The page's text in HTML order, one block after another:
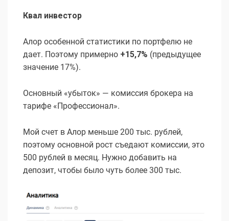
Квал инвестор
Алор особенной статистики по портфелю не
дает. Поэтому примерно +15,7% (предыдущее
значение 17%).
Основный «убыток» — комиссия брокера на
тарифе «Профессионал».
Мой счет в Алор меньше 200 тыс. рублей,
поэтому основной рост съедают комиссии, это
500 рублей в месяц. Нужно добавить на
депозит, чтобы было чуть более 300 тыс.